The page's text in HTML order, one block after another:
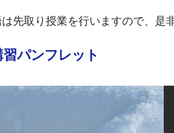
先取り授業を行いますので、是
パンフレット